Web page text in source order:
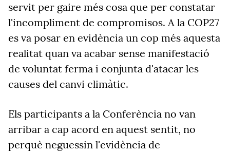
servit per gaire més cosa que per constatar
l'incompliment de compromisos. A la COP27
es va posar en evidència un cop més aquesta
realitat quan va acabar sense manifestació
de voluntat ferma i conjunta d'atacar les
causes del canvi climàtic.
Els participants a la Conferència no van
arribar a cap acord en aquest sentit, no
perquè neguessin l'evidència de